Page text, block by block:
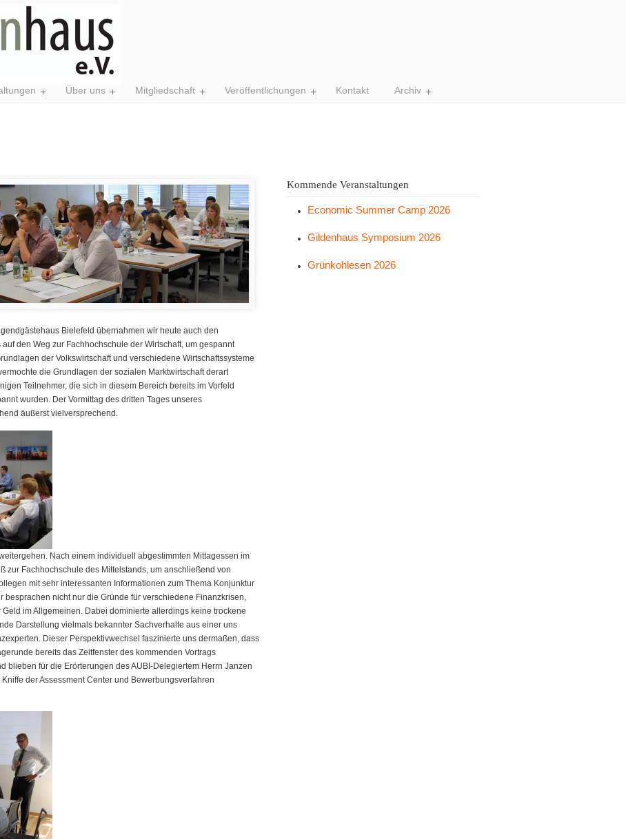
Über uns Mitgliedschaft Veröffentlichungen Kontakt Archiv
Bielefeld übernahmen wir heute auch den
den Weg zur Fachhochschule der Wirtschaft, um gespannt
der Volkswirtschaft und verschiedene Wirtschaftssysteme
die Grundlagen der sozialen Marktwirtschaft derart
Teilnehmer, die sich in diesem Bereich bereits im Vorfeld
wurden. Der Vormittag des dritten Tages unseres
äußerst vielversprechend.
Nach einem individuell abgestimmten Mittagessen im
zur Fachhochschule des Mittelstands, um anschließend von
mit sehr interessanten Informationen zum Thema Konjunktur
besprachen nicht nur die Gründe für verschiedene Finanzkrisen,
im Allgemeinen. Dabei dominierte allerdings keine trockene
Darstellung vielmals bekannter Sachverhalte aus einer uns
Dieser Perspektivwechsel faszinierte uns dermaßen, dass
bereits das Zeitfenster des kommenden Vortrags
blieben für die Erörterungen des AUBI-Delegiertem Herrn Janzen
der Assessment Center und Bewerbungsverfahren
Kommende Veranstaltungen
Economic Summer Camp 2026
Gildenhaus Symposium 2026
Grünkohlesen 2026